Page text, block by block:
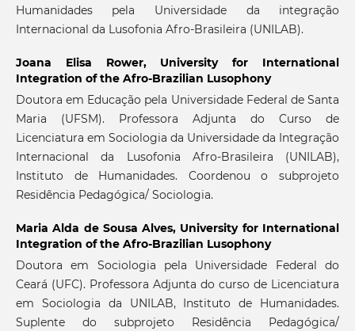
Humanidades pela Universidade da integração
Internacional da Lusofonia Afro-Brasileira (UNILAB).
Joana Elisa Rower, University for International
Integration of the Afro-Brazilian Lusophony
Doutora em Educação pela Universidade Federal de Santa
Maria (UFSM). Professora Adjunta do Curso de
Licenciatura em Sociologia da Universidade da Integração
Internacional da Lusofonia Afro-Brasileira (UNILAB),
Instituto de Humanidades. Coordenou o subprojeto
Residência Pedagógica/ Sociologia.
Maria Alda de Sousa Alves, University for International
Integration of the Afro-Brazilian Lusophony
Doutora em Sociologia pela Universidade Federal do
Ceará (UFC). Professora Adjunta do curso de Licenciatura
em Sociologia da UNILAB, Instituto de Humanidades.
Suplente do subprojeto Residência Pedagógica/